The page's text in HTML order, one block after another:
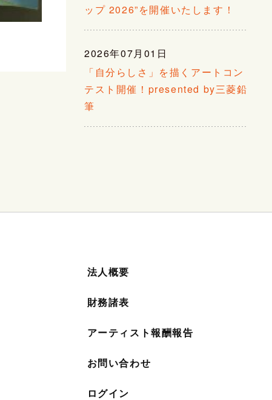
ップ 2026”を開催いたします！
2026年07月01日
「自分らしさ」を描くアートコン
テスト開催！presented by三菱鉛
筆
法人概要
財務諸表
アーティスト報酬報告
お問い合わせ
ログイン